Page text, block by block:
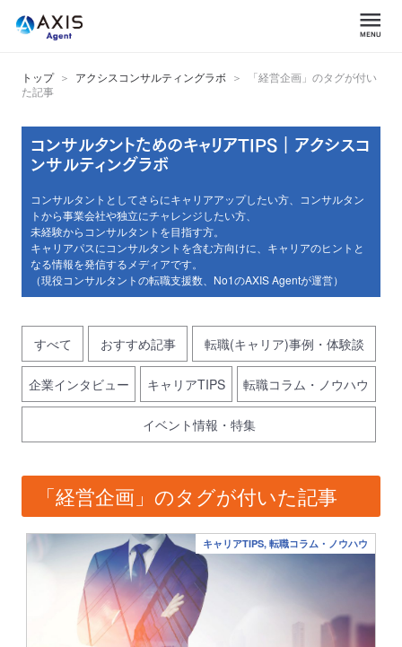
トップ アクシスコンサルティングラボ
「経営企画」のタグが付い
た記事
コンサルタントためのキャリアTIPS｜アクシスコ
ンサルティングラボ
コンサルタントとしてさらにキャリアアップしたい方、コンサルタン
トから事業会社や独立にチャレンジしたい方、
未経験からコンサルタントを目指す方。
キャリアパスにコンサルタントを含む方向けに、キャリアのヒントと
なる情報を発信するメディアです。
（現役コンサルタントの転職支援数、No1のAXIS Agentが運営）
すべて おすすめ記事 転職(キャリア)事例・体験談
企業インタビュー キャリアTIPS 転職コラム・ノウハウ
イベント情報・特集
「経営企画」のタグが付いた記事
キャリアTIPS, 転職コラム・ノウハウ